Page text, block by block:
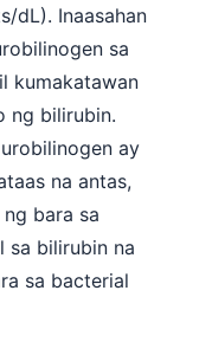
dL). Inaasahan
sa
kumakatawan
ng bilirubin.
ay
na antas,
bara sa
sa bilirubin na
sa bacterial